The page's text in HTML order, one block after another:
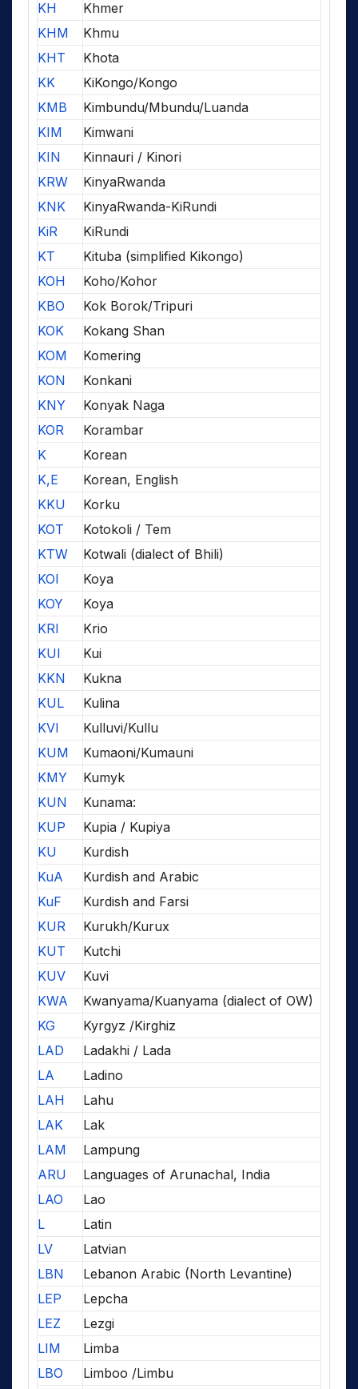
KH
Khmer
KHM
Khmu
KHT
Khota
KK
KiKongo/Kongo
KMB
Kimbundu/Mbundu/Luanda
KIM
Kimwani
KIN
Kinnauri / Kinori
KRW
KinyaRwanda
KNK
KinyaRwanda-KiRundi
KiR
KiRundi
KT
Kituba (simplified Kikongo)
KOH
Koho/Kohor
KBO
Kok Borok/Tripuri
KOK
Kokang Shan
KOM
Komering
KON
Konkani
KNY
Konyak Naga
KOR
Korambar
K
Korean
K,E
Korean, English
KKU
Korku
KOT
Kotokoli / Tem
KTW
Kotwali (dialect of Bhili)
KOI
Koya
KOY
Koya
KRI
Krio
KUI
Kui
KKN
Kukna
KUL
Kulina
KVI
Kulluvi/Kullu
KUM
Kumaoni/Kumauni
KMY
Kumyk
KUN
Kunama:
KUP
Kupia / Kupiya
KU
Kurdish
KuA
Kurdish and Arabic
KuF
Kurdish and Farsi
KUR
Kurukh/Kurux
KUT
Kutchi
KUV
Kuvi
KWA
Kwanyama/Kuanyama (dialect of OW)
KG
Kyrgyz /Kirghiz
LAD
Ladakhi / Lada
LA
Ladino
LAH
Lahu
LAK
Lak
LAM
Lampung
ARU
Languages of Arunachal, India
LAO
Lao
L
Latin
LV
Latvian
LBN
Lebanon Arabic (North Levantine)
LEP
Lepcha
LEZ
Lezgi
LIM
Limba
LBO
Limboo /Limbu